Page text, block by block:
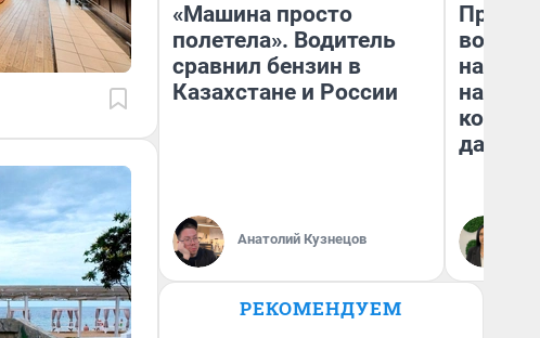
«Машина просто
полетела». Водитель
сравнил бензин в
Казахстане и России
Анатолий Кузнецов
нам
даже
РЕКОМЕНДУЕМ